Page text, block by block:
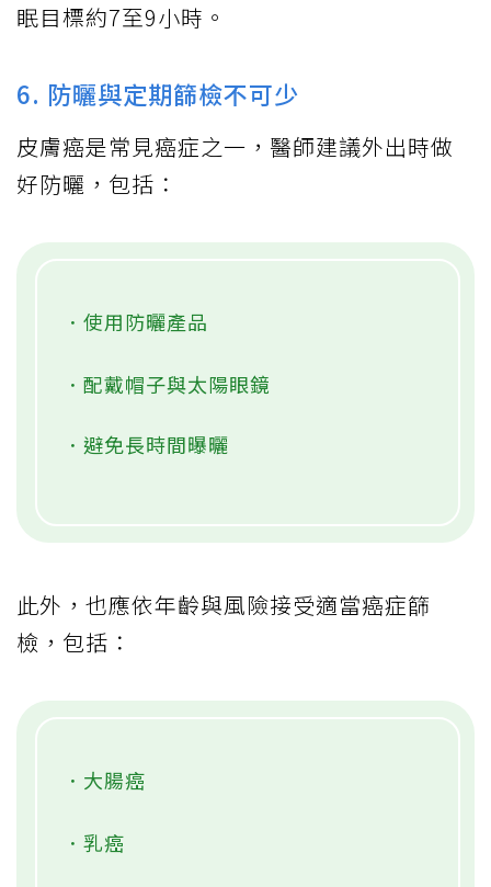
眠目標約7至9小時。
6. 防曬與定期篩檢不可少
皮膚癌是常見癌症之一，醫師建議外出時做
好防曬，包括：
．使用防曬產品
．配戴帽子與太陽眼鏡
．避免長時間曝曬
此外，也應依年齡與風險接受適當癌症篩
檢，包括：
．大腸癌
．乳癌